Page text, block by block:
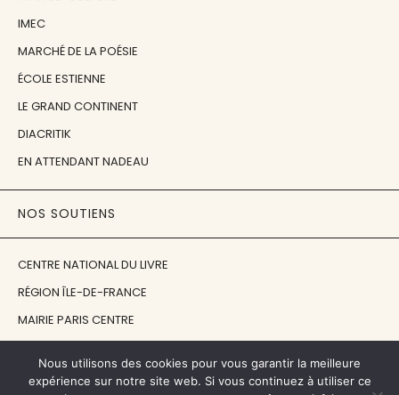
IMEC
MARCHÉ DE LA POÉSIE
ÉCOLE ESTIENNE
LE GRAND CONTINENT
DIACRITIK
EN ATTENDANT NADEAU
NOS SOUTIENS
CENTRE NATIONAL DU LIVRE
RÉGION ÎLE-DE-FRANCE
MAIRIE PARIS CENTRE
FONDATION JAN MICHALSKI
Nous utilisons des cookies pour vous garantir la meilleure
expérience sur notre site web. Si vous continuez à utiliser ce